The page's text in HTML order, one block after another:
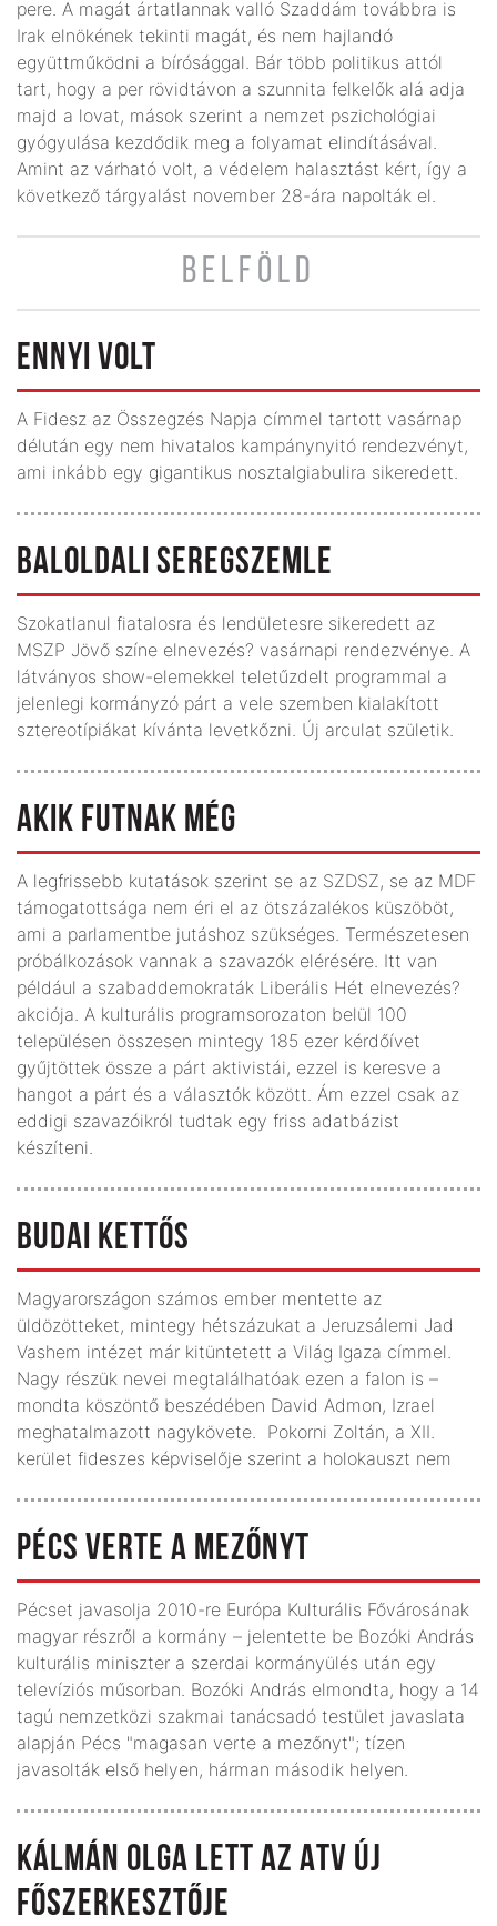
pere. A magát ártatlannak valló Szaddám továbbra is
Irak elnökének tekinti magát, és nem hajlandó
együttműködni a bírósággal. Bár több politikus attól
tart, hogy a per rövidtávon a szunnita felkelők alá adja
majd a lovat, mások szerint a nemzet pszichológiai
gyógyulása kezdődik meg a folyamat elindításával.
Amint az várható volt, a védelem halasztást kért, így a
következő tárgyalást november 28-ára napolták el.
BELFÖLD
ENNYI VOLT
A Fidesz az Összegzés Napja címmel tartott vasárnap
délután egy nem hivatalos kampánynyitó rendezvényt,
ami inkább egy gigantikus nosztalgiabulira sikeredett.
BALOLDALI SEREGSZEMLE
Szokatlanul fiatalosra és lendületesre sikeredett az
MSZP Jövő színe elnevezés? vasárnapi rendezvénye. A
látványos show-elemekkel teletűzdelt programmal a
jelenlegi kormányzó párt a vele szemben kialakított
sztereotípiákat kívánta levetkőzni. Új arculat születik.
AKIK FUTNAK MÉG
A legfrissebb kutatások szerint se az SZDSZ, se az MDF
támogatottsága nem éri el az ötszázalékos küszöböt,
ami a parlamentbe jutáshoz szükséges. Természetesen
próbálkozások vannak a szavazók elérésére. Itt van
például a szabaddemokraták Liberális Hét elnevezés?
akciója. A kulturális programsorozaton belül 100
településen összesen mintegy 185 ezer kérdőívet
gyűjtöttek össze a párt aktivistái, ezzel is keresve a
hangot a párt és a választók között. Ám ezzel csak az
eddigi szavazóikról tudtak egy friss adatbázist
készíteni.
BUDAI KETTŐS
Magyarországon számos ember mentette az
üldözötteket, mintegy hétszázukat a Jeruzsálemi Jad
Vashem intézet már kitüntetett a Világ Igaza címmel.
Nagy részük nevei megtalálhatóak ezen a falon is –
mondta köszöntő beszédében David Admon, Izrael
meghatalmazott nagykövete. Pokorni Zoltán, a XII.
kerület fideszes képviselője szerint a holokauszt nem
PÉCS VERTE A MEZŐNYT
Pécset javasolja 2010-re Európa Kulturális Fővárosának
magyar részről a kormány – jelentette be Bozóki András
kulturális miniszter a szerdai kormányülés után egy
televíziós műsorban. Bozóki András elmondta, hogy a 14
tagú nemzetközi szakmai tanácsadó testület javaslata
alapján Pécs "magasan verte a mezőnyt"; tízen
javasolták első helyen, hárman második helyen.
KÁLMÁN OLGA LETT AZ ATV ÚJ
FŐSZERKESZTŐJE